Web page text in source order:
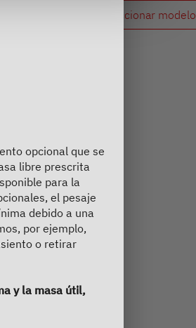
Seleccionar modelo
opcional que se
libre prescrita
para la
el pesaje
debido a una
por ejemplo,
o retirar
y la masa útil,